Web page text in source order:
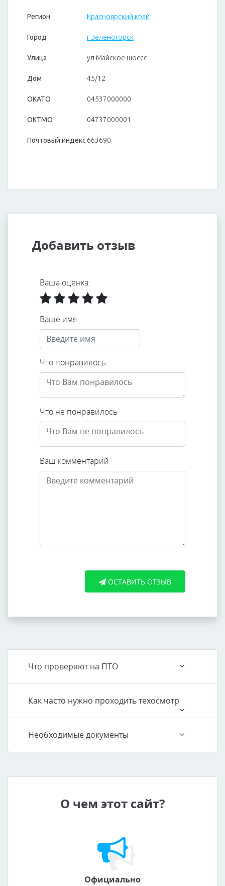
Регион Красноярский край
Город г Зеленогорск
Улица ул Майское шоссе
Дом 45/12
ОКАТО 04537000000
ОКТМО 04737000001
Почтовый индекс663690
Добавить отзыв
Ваша оценка:
Ваше имя
Что понравилось
Что не понравилось
Ваш комментарий
ОСТАВИТЬ ОТЗЫВ
Что проверяют на ПТО
Как часто нужно проходить техосмотр
Необходимые документы
О чем этот сайт?
Официально